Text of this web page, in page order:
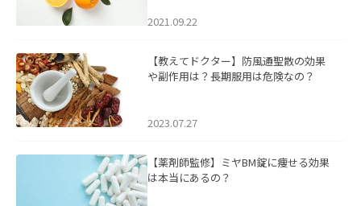
2021.09.22
【教えてドクター】防風通聖散の効果
や副作用は？長期服用は危険なの？
2023.07.27
【薬剤師監修】ミヤBM錠に痩せる効果
は本当にあるの？